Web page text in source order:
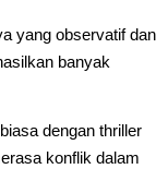
yang observatif dan
banyak
dengan thriller
konflik dalam